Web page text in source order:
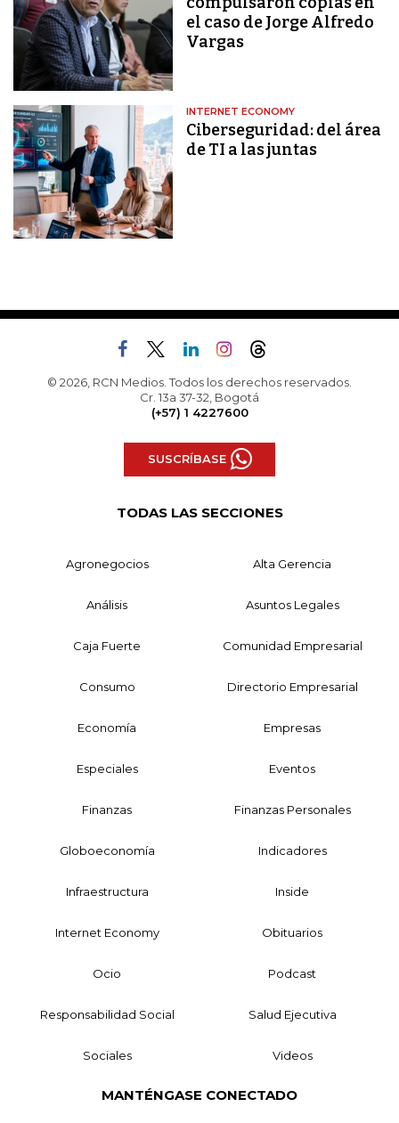
el caso de Jorge Alfredo
Vargas
INTERNET ECONOMY
Ciberseguridad: del área
de TI a las juntas
© 2026, RCN Medios. Todos los derechos reservados.
Cr. 13a 37-32, Bogotá
(+57) 1 4227600
SUSCRÍBASE
TODAS LAS SECCIONES
Agronegocios Alta Gerencia
Análisis Asuntos Legales
Caja Fuerte Comunidad Empresarial
Consumo Directorio Empresarial
Economía Empresas
Especiales Eventos
Finanzas Finanzas Personales
Globoeconomía Indicadores
Infraestructura Inside
Internet Economy Obituarios
Ocio Podcast
Responsabilidad Social Salud Ejecutiva
Sociales Videos
MANTÉNGASE CONECTADO